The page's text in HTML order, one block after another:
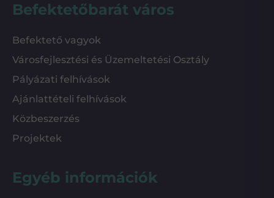
Befektetőbarát város
Befektető vagyok
Városfejlesztési és Üzemeltetési Osztály
Pályázati felhívások
Ajánlattételi felhívások
Közbeszerzés
Projektek
Egyéb információk